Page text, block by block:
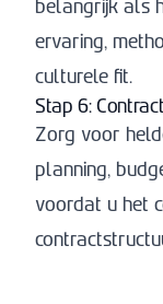
belangrijk als
ervaring,
culturele fit.
Stap 6:
Zorg voor
planning,
voordat u het